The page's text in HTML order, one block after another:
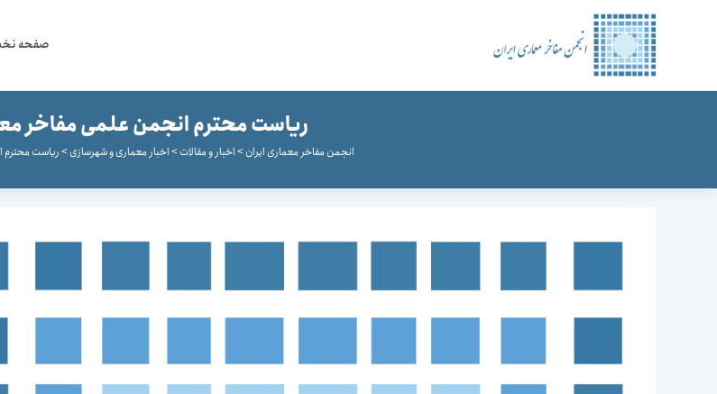
صفحه
ریاست محترم انجمن علمی مفاخر
انجمن مفاخر معماری ایران >اخبار و مقالات >اخبار معماری و شهرسازی >ریاست محترم